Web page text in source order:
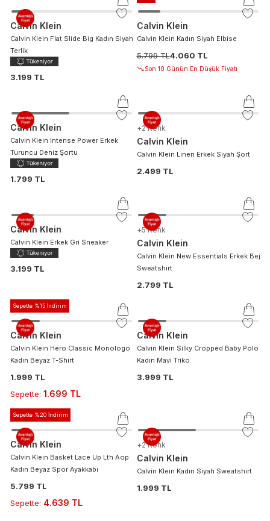
Calvin Klein
Calvin Klein Flat Slide Big Kadın Siyah
Terlik
3.199 TL
Calvin Klein
Calvin Klein Kadın Siyah Elbise
5.799 TL4.060 TL
Son 10 Günün En Düşük Fiyatı
Calvin Klein
Calvin Klein Intense Power Erkek
Turuncu Deniz Şortu
1.799 TL
+2 Renk
Calvin Klein
Calvin Klein Linen Erkek Siyah Şort
2.499 TL
Calvin Klein
Calvin Klein Erkek Gri Sneaker
3.199 TL
+5 Renk
Calvin Klein
Calvin Klein New Essentials Erkek Bej
Sweatshirt
2.799 TL
Sepette %15 İndirim
Calvin Klein
Calvin Klein Hero Classic Monologo
Kadın Beyaz T-Shirt
1.999 TL
Sepette: 1.699 TL
Calvin Klein
Calvin Klein Silky Cropped Baby Polo
Kadın Mavi Triko
3.999 TL
Sepette %20 İndirim
Calvin Klein
Calvin Klein Basket Lace Up Lth Aop
Kadın Beyaz Spor Ayakkabı
5.799 TL
Sepette: 4.639 TL
+2 Renk
Calvin Klein
Calvin Klein Kadın Siyah Sweatshirt
1.999 TL